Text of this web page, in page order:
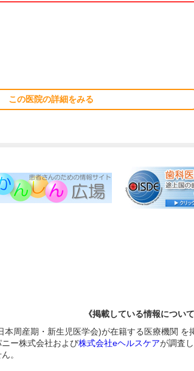
この医院の詳細をみる
《掲載している情報につい
周産期・新生児医学会)が在籍する医療機関 を
ー株式会社および株式会社eヘルスケアが調査
。